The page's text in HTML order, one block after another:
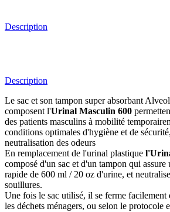
Description
Description
Le sac et son tampon super absorbant
composent l'Urinal Masculin 600
des patients masculins à mobilité
conditions optimales d'hygiène et de
neutralisation des odeurs
En remplacement de l'urinal plastique
composé d'un sac et d'un tampon qui
rapide de 600 ml / 20 oz d'urine, et
souillures.
Une fois le sac utilisé, il se ferme facilement
les déchets ménagers, ou selon le protocole